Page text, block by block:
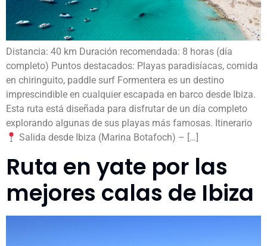
Distancia: 40 km Duración recomendada: 8 horas (día
completo) Puntos destacados: Playas paradisíacas, comida
en chiringuito, paddle surf Formentera es un destino
imprescindible en cualquier escapada en barco desde Ibiza.
Esta ruta está diseñada para disfrutar de un día completo
explorando algunas de sus playas más famosas. Itinerario
Salida desde Ibiza (Marina Botafoch) – […]
Ruta en yate por las
mejores calas de Ibiza